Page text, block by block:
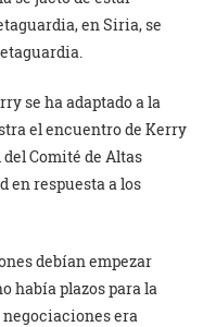
en Siria, se
se ha adaptado a la
el encuentro de Kerry
Comité de Altas
en respuesta a los
debían empezar
había plazos para la
negociaciones era